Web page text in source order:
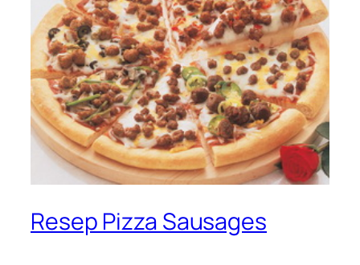
Resep Pizza Sausages